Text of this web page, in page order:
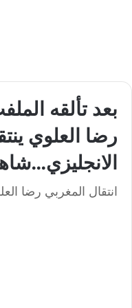
بعد تألقه
رضا العلوي
انتقال المغربي رضا